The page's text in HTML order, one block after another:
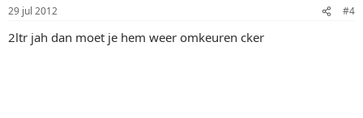
29 jul 2012 #4
2ltr jah dan moet je hem weer omkeuren cker